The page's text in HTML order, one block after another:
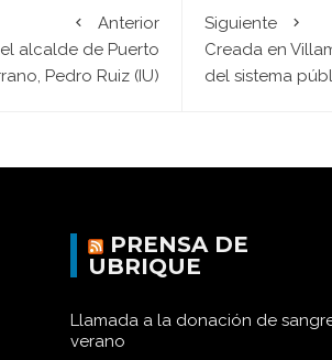
Anterior
alcalde de Puerto
Pedro Ruiz (IU)
Siguiente
Creada en
del sistema
PRENSA DE
UBRIQUE
Llamada a la donación de
verano